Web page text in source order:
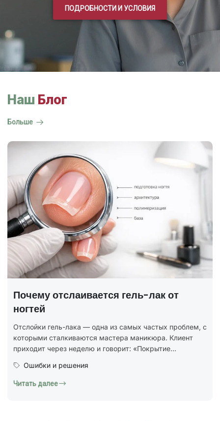
ПОДРОБНОСТИ И УСЛОВИЯ
Наш Блог
Больше
ГОСТ на маникюр Р 72319-2025 —
В 2025 году был утверждён новый национальный
стандарт ГОСТ Р 72319-2025 «Услуги бытовые.
Ногтевой сервис. Карты типовых технологических
процессов. Общие...
Юридическая грамотность